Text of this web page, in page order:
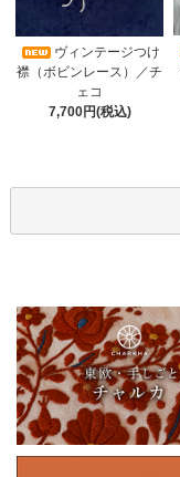
ヴィンテージつけ
襟（ボビンレース）／チ
ェコ
7,700円(税込)